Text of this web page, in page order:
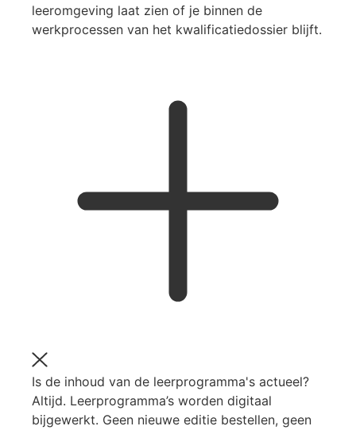
leeromgeving laat zien of je binnen de
werkprocessen van het kwalificatiedossier blijft.
Is de inhoud van de leerprogramma's actueel?
Altijd. Leerprogramma’s worden digitaal
bijgewerkt. Geen nieuwe editie bestellen, geen